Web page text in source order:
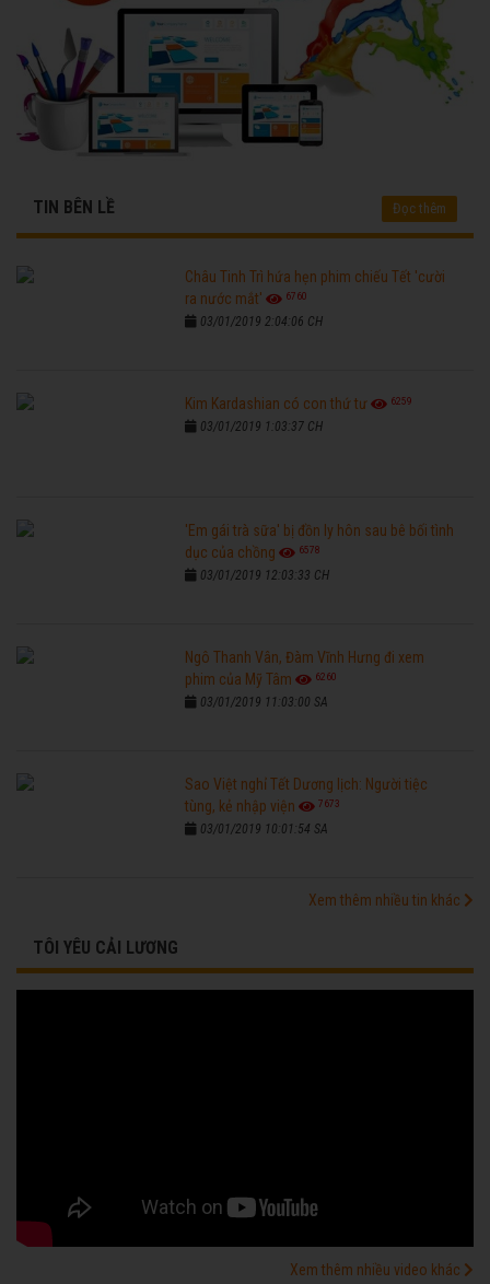
TIN BÊN LỀ Đọc thêm
Châu Tinh Trì hứa hẹn phim chiếu Tết 'cười
ra nước mắt'
6760
03/01/2019 2:04:06 CH
Kim Kardashian có con thứ tư 6259
03/01/2019 1:03:37 CH
'Em gái trà sữa' bị đồn ly hôn sau bê bối tình
dục của chồng
6578
03/01/2019 12:03:33 CH
Ngô Thanh Vân, Đàm Vĩnh Hưng đi xem
phim của Mỹ Tâm
6260
03/01/2019 11:03:00 SA
Sao Việt nghỉ Tết Dương lịch: Người tiệc
tùng, kẻ nhập viện
7673
03/01/2019 10:01:54 SA
Xem thêm nhiều tin khác
TÔI YÊU CẢI LƯƠNG
Xem thêm nhiều video khác